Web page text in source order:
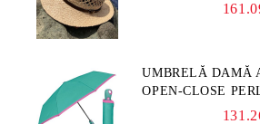
UMBRELĂ DAMĂ
OPEN-CLOSE
TECHNOLOGY